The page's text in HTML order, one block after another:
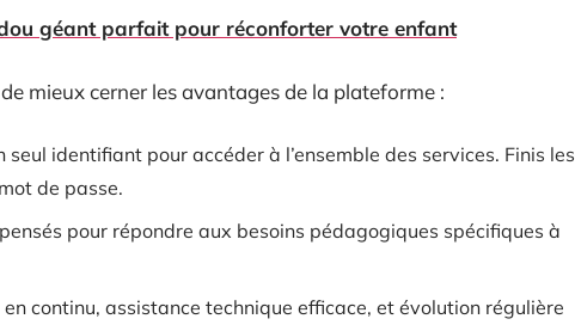
géant parfait pour réconforter votre enfant
mieux cerner les avantages de la plateforme :
seul identifiant pour accéder à l’ensemble des services. Finis les
de passe.
pour répondre aux besoins pédagogiques spécifiques à
continu, assistance technique efficace, et évolution régulière